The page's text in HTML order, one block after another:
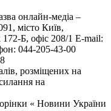
онлайн-медіа –
місто Київ,
Б, офіс 208/1 E-mail:
044-205-43-00
розміщених на
на
« Новини України